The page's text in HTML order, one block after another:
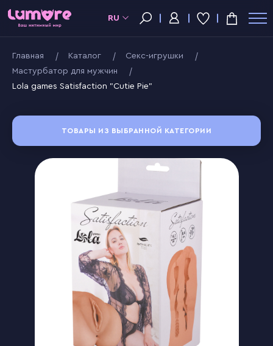
RU
Главная Kаталог
Секс-игрушки
Мастурбатор для мужчин
Lola games Satisfaction "Cutie Pie"
ТОВАРЫ ИЗ ВЫБРАННОЙ КАТЕГОРИИ